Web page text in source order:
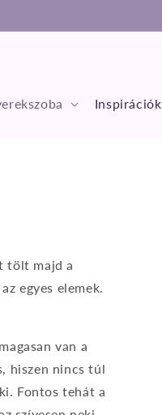
Inspirációk
tölt majd a
egyes elemek.
van a
hiszen nincs túl
Fontos tehát a